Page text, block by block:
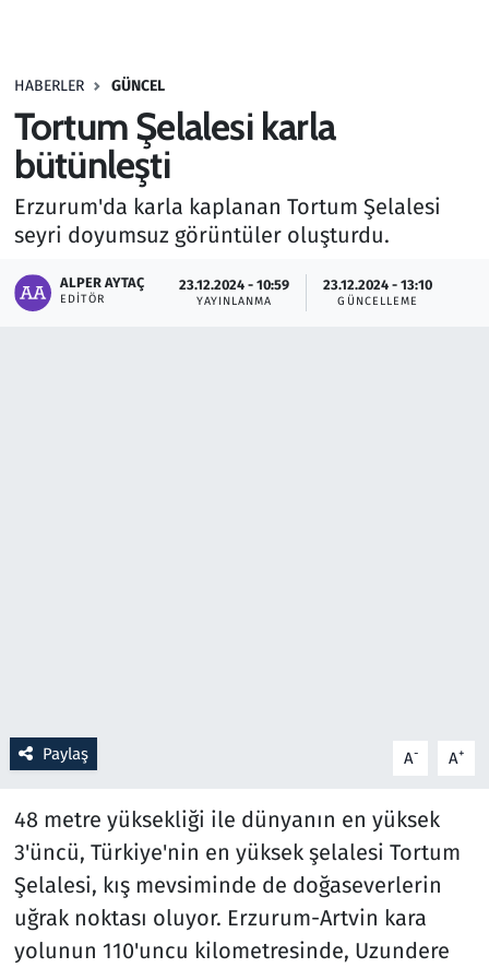
HABERLER GÜNCEL
Tortum Şelalesi karla
bütünleşti
Erzurum'da karla kaplanan Tortum Şelalesi
seyri doyumsuz görüntüler oluşturdu.
ALPER AYTAÇ
EDITÖR
23.12.2024 - 10:59
YAYINLANMA
23.12.2024 - 13:10
GÜNCELLEME
Paylaş A- A+
48 metre yüksekliği ile dünyanın en yüksek
3'üncü, Türkiye'nin en yüksek şelalesi Tortum
Şelalesi, kış mevsiminde de doğaseverlerin
uğrak noktası oluyor. Erzurum-Artvin kara
yolunun 110'uncu kilometresinde, Uzundere
Haber
Kültür Sanat
Kurumsal Haberler
Seçim 2023
Spor
Teknoloji ve Bilim
Televizyon